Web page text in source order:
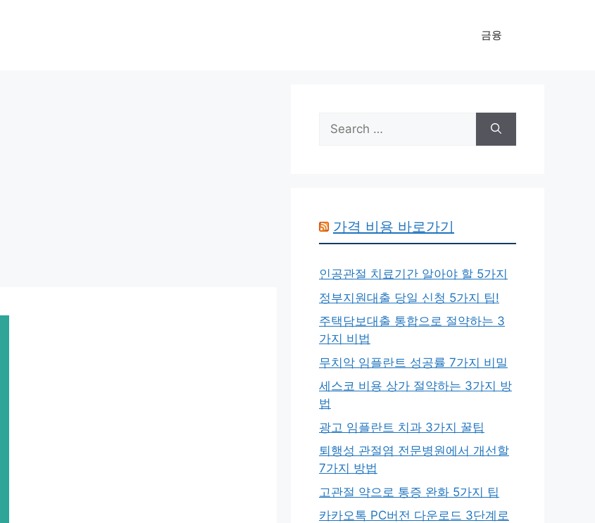
금융
Search
for:
가격 비용 바로가기
인공관절 치료기간 알아야 할 5가지
정부지원대출 당일 신청 5가지 팁!
주택담보대출 통합으로 절약하는 3
가지 비법
무치악 임플란트 성공률 7가지 비밀
세스코 비용 상가 절약하는 3가지 방
법
광고 임플란트 치과 3가지 꿀팁
퇴행성 관절염 전문병원에서 개선할
7가지 방법
고관절 약으로 통증 완화 5가지 팁
카카오톡 PC버전 다운로드 3단계로